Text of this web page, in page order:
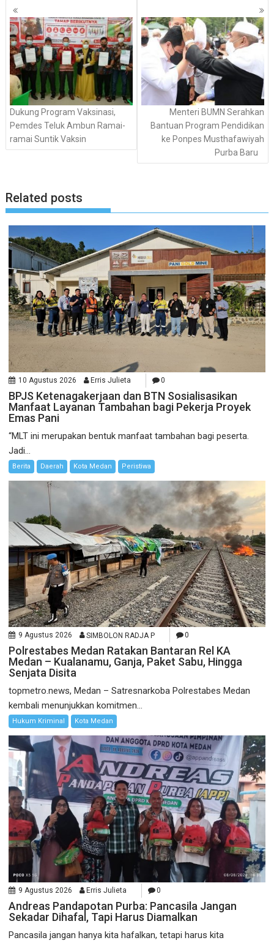
Navigasi
pos
Dukung Program Vaksinasi,
Pemdes Teluk Ambun Ramai-
ramai Suntik Vaksin
Menteri BUMN Serahkan
Bantuan Program Pendidikan
ke Ponpes Musthafawiyah
Purba Baru
Related posts
10 Agustus 2026 Erris Julieta 0
BPJS Ketenagakerjaan dan BTN Sosialisasikan
Manfaat Layanan Tambahan bagi Pekerja Proyek
Emas Pani
“MLT ini merupakan bentuk manfaat tambahan bagi peserta.
Jadi...
Berita Daerah Kota Medan Peristiwa
9 Agustus 2026 SIMBOLON RADJA P 0
Polrestabes Medan Ratakan Bantaran Rel KA
Medan – Kualanamu, Ganja, Paket Sabu, Hingga
Senjata Disita
topmetro.news, Medan – Satresnarkoba Polrestabes Medan
kembali menunjukkan komitmen...
Hukum Kriminal Kota Medan
9 Agustus 2026 Erris Julieta 0
Andreas Pandapotan Purba: Pancasila Jangan
Sekadar Dihafal, Tapi Harus Diamalkan
Pancasila jangan hanya kita hafalkan, tetapi harus kita